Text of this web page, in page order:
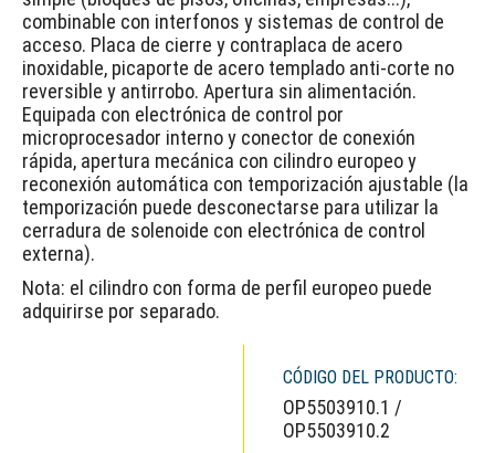
combinable con interfonos y sistemas de control de
acceso. Placa de cierre y contraplaca de acero
inoxidable, picaporte de acero templado anti-corte no
reversible y antirrobo. Apertura sin alimentación.
Equipada con electrónica de control por
microprocesador interno y conector de conexión
rápida, apertura mecánica con cilindro europeo y
reconexión automática con temporización ajustable (la
temporización puede desconectarse para utilizar la
cerradura de solenoide con electrónica de control
externa).
Nota: el cilindro con forma de perfil europeo puede
adquirirse por separado.
CÓDIGO DEL PRODUCTO:
OP5503910.1 /
OP5503910.2